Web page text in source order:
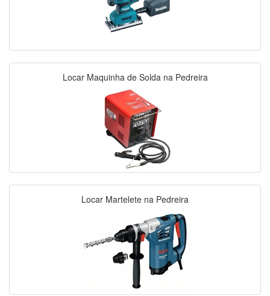
Locar Maquinha de Solda na Pedreira
Locar Martelete na Pedreira